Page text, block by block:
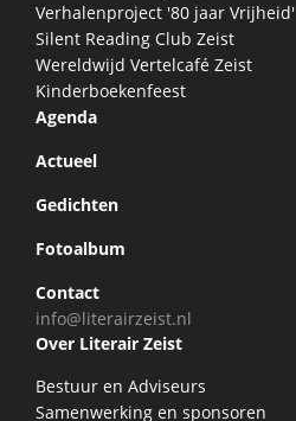
Verhalenproject '80 jaar Vrijheid'
Silent Reading Club Zeist
Wereldwijd Vertelcafé Zeist
Kinderboekenfeest
Agenda
Actueel
Gedichten
Fotoalbum
Contact
info@literairzeist.nl
Over Literair Zeist
Bestuur en Adviseurs
Samenwerking en sponsoren